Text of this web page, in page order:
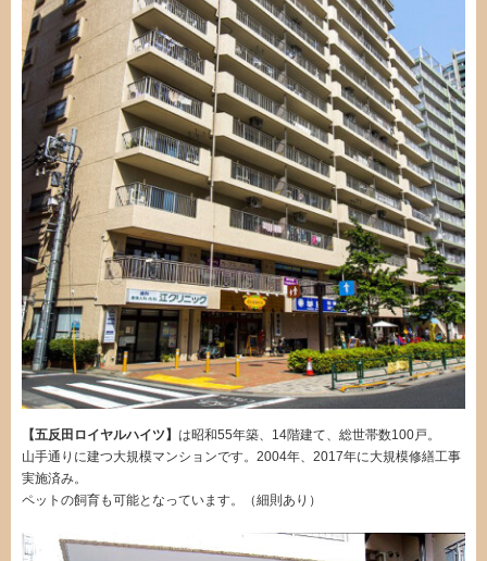
【五反田ロイヤルハイツ】 は昭和55年築、14階建て、総世帯数100戸。
山手通りに建つ大規模マンションです。2004年、2017年に大規模修繕工事
実施済み。
ペットの飼育も可能となっています。（細則あり）